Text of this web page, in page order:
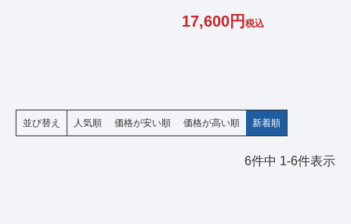
17,600 税込
並び替え 人気順 価格が安い順 価格が高い順 新着順
6件中 1-6件表示